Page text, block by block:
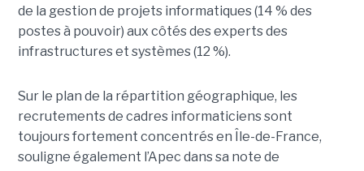
de la gestion de projets informatiques (14 % des
postes à pouvoir) aux côtés des experts des
infrastructures et systèmes (12 %).
Sur le plan de la répartition géographique, les
recrutements de cadres informaticiens sont
toujours fortement concentrés en Île-de-France,
souligne également l’Apec dans sa note de